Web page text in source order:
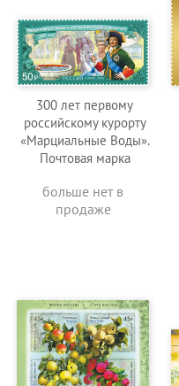
300 лет первому
российскому курорту
«Марциальные Воды».
Почтовая марка
больше нет в
продаже